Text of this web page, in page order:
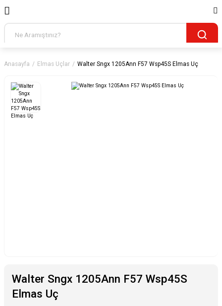
Anasayfa Elmas Uçlar Walter Sngx 1205Ann F57 Wsp45S Elmas Uç
Walter Sngx 1205Ann F57 Wsp45S
Elmas Uç